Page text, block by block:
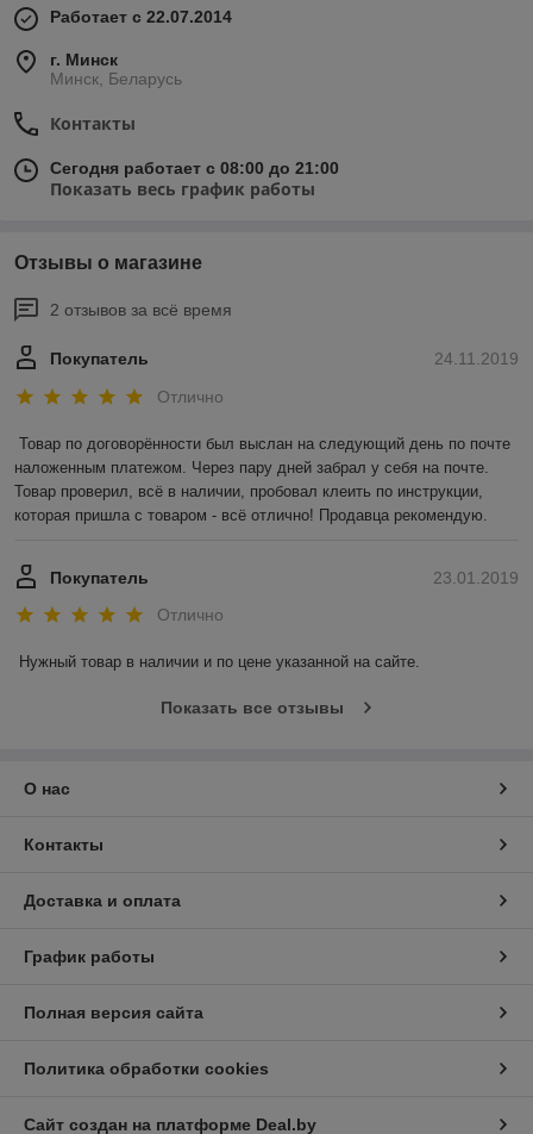
Работает с 22.07.2014
г. Минск
Минск, Беларусь
Контакты
Сегодня работает с 08:00 до 21:00
Показать весь график работы
Отзывы о магазине
2 отзывов за всё время
24.11.2019
Покупатель
Отлично
Товар по договорённости был выслан на следующий день по почте
наложенным платежом. Через пару дней забрал у себя на почте.
Товар проверил, всё в наличии, пробовал клеить по инструкции,
которая пришла с товаром - всё отлично! Продавца рекомендую.
23.01.2019
Покупатель
Отлично
Нужный товар в наличии и по цене указанной на сайте.
Показать все отзывы
О нас
Контакты
Доставка и оплата
График работы
Полная версия сайта
Политика обработки cookies
Сайт создан на платформе Deal.by